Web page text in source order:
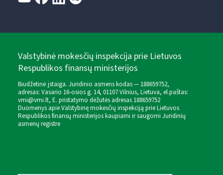
Valstybinė mokesčių inspekcija prie Lietuvos
Respublikos finansų ministerijos
Biudžetinė įstaiga. Juridinio asmens kodas — 188659752,
adresas: Vasario 16-osios g. 14, 01107 Vilnius, Lietuva, el.paštas:
vmi@vmi.lt, E. pristatymo dėžutės adresas 188659752
Duomenys apie Valstybinę mokesčių inspekciją prie Lietuvos
Respublikos finansų ministerijos kaupiami ir saugomi Juridinių
asmenų registre